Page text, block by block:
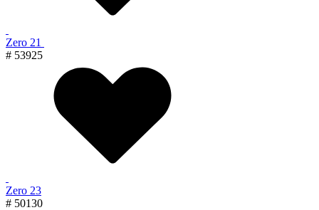
Zero 21
# 53925
Zero 23
# 50130